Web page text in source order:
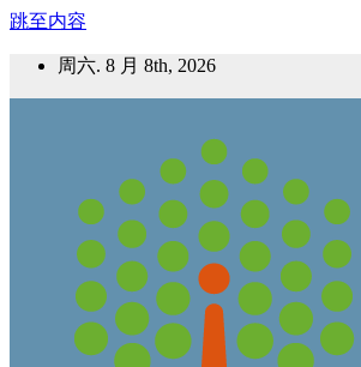
跳至内容
周六. 8 月 8th, 2026